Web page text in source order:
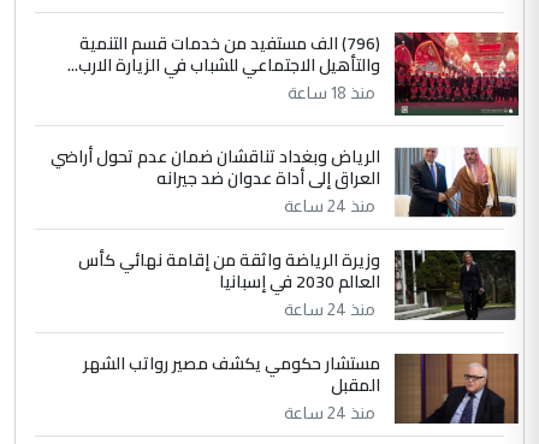
(796) الف مستفيد من خدمات قسم التنمية
والتأهيل الاجتماعي للشباب في الزيارة الارب...
منذ 18 ساعة
الرياض وبغداد تناقشان ضمان عدم تحول أراضي
العراق إلى أداة عدوان ضد جيرانه
منذ 24 ساعة
وزيرة الرياضة واثقة من إقامة نهائي كأس
العالم 2030 في إسبانيا
منذ 24 ساعة
مستشار حكومي يكشف مصير رواتب الشهر
المقبل
منذ 24 ساعة